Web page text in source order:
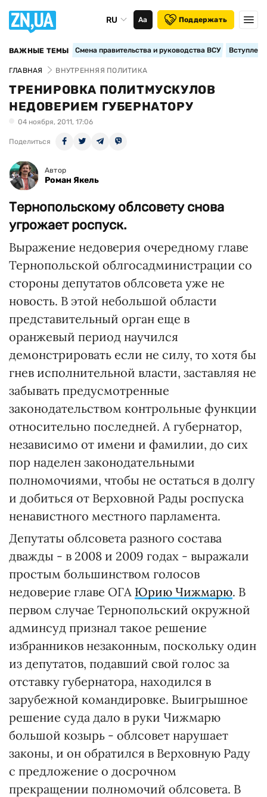
RU Аа Поддержать
ВАЖНЫЕ ТЕМЫ Смена правительства и руководства ВСУ
ГЛАВНАЯ ВНУТРЕННЯЯ ПОЛИТИКА
ТРЕНИРОВКА ПОЛИТМУСКУЛОВ
НЕДОВЕРИЕМ ГУБЕРНАТОРУ
04 ноября, 2011, 17:06
Поделиться
Автор
Роман Якель
Тернопольскому облсовету снова
угрожает роспуск.
Выражение недоверия очередному главе
Тернопольской облгосадминистрации со
стороны депутатов облсовета уже не
новость. В этой небольшой области
представительный орган еще в
оранжевый период научился
демонстрировать если не силу, то хотя бы
гнев исполнительной власти, заставляя не
забывать предусмотренные
законодательством контрольные функции
относительно последней. А губернатор,
независимо от имени и фамилии, до сих
пор наделен законодательными
полномочиями, чтобы не остаться в долгу
и добиться от Верховной Рады роспуска
ненавистного местного парламента.
Депутаты облсовета разного состава
дважды - в 2008 и 2009 годах - выражали
простым большинством голосов
недоверие главе ОГА Юрию Чижмарю. В
первом случае Тернопольский окружной
админсуд признал такое решение
избранников незаконным, поскольку один
из депутатов, подавший свой голос за
отставку губернатора, находился в
зарубежной командировке. Выигрышное
решение суда дало в руки Чижмарю
большой козырь - облсовет нарушает
законы, и он обратился в Верховную Раду
с предложение о досрочном
прекращении полномочий облсовета. В